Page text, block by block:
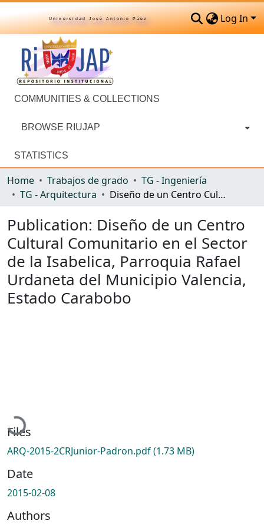
Universidad José Antonio Páez Log In
COMMUNITIES & COLLECTIONS
BROWSE RIUJAP
STATISTICS
Home Trabajos de grado
TG - Ingeniería
TG - Arquitectura
Diseño de un Centro Cultural Comunitario en el Sector de la Isabelica, Parroquia Rafael Urdaneta del Municipio Valencia, Estado Carabobo
Publication: Diseño de un Centro
Cultural Comunitario en el Sector
de la Isabelica, Parroquia Rafael
Urdaneta del Municipio Valencia,
Estado Carabobo
Loading...
Files
ARQ-2015-2CRJunior-Padron.pdf(1.73 MB)
Date
2015-02-08
Authors